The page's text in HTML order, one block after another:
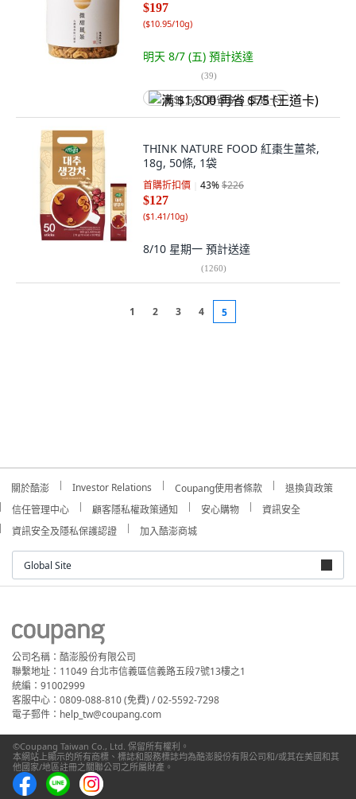
$197
($10.95/10g)
明天 8/7 (五) 預計送達
(39)
满 $1,500 再省 $75 (王道卡)
THINK NATURE FOOD 紅棗生薑茶,
18g, 50條, 1袋
首購折扣價 43%$226
$127
($1.41/10g)
8/10 星期一 預計送達
(1260)
1 2 3 4 5
關於酷澎 Investor Relations Coupang使用者條款
退換貨政策
信任管理中心
顧客隱私權政策通知 安心購物
資訊安全
資訊安全及隱私保護認證
加入酷澎商城
Global Site
公司名稱：酷澎股份有限公司
聯繫地址：11049 台北市信義區信義路五段7號13樓之1
統編：91002999
客服中心：0809-088-810 (免費) / 02-5592-7298
電子郵件：help_tw@coupang.com
©Coupang Taiwan Co., Ltd. 保留所有權利。
本網站上顯示的所有商標、標誌和服務標誌均為酷澎股份有限公司和/或其在美國和其
他國家/地區註冊之關聯公司之所屬財產。